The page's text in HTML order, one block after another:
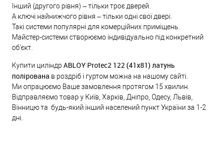
Інший (другого рівня) – тільки троє дверей.
А ключі найнижчого рівня – тільки одні свої двері.
Такі системи популярні для комерційних приміщень.
Майстер-системи створюємо індивідуально під конкретний
об'єкт.
Купити циліндр ABLOY Protec2 122 (41x81) латунь
полірована в роздріб і гуртом можна на нашому сайті.
Ми опрацюємо Ваше замовлення протягом 15 хвилин.
Відправляємо товар у Київ, Харків, Дніпро, Одесу, Львів,
Вінницю та будь-який інший населений пункт України за 1-2
дні.